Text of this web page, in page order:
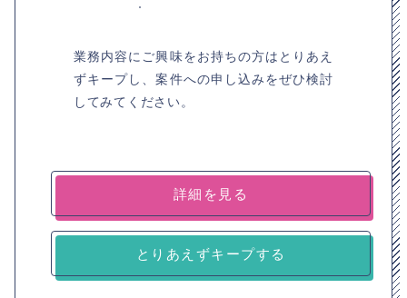
業務内容にご興味をお持ちの方はとりあえ
ずキープし、案件への申し込みをぜひ検討
してみてください。
詳細を見る
とりあえずキープする